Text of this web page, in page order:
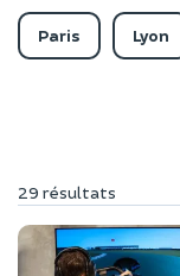
Paris Lyon
29 résultats